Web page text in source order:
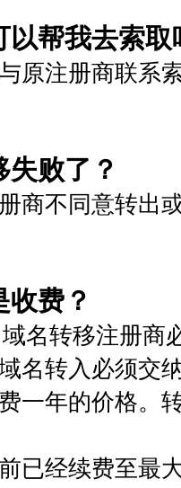
以帮我去索取
原注册商联系
失败了？
商不同意转出
收费？
名转移注册商
名转入必须交
一年的价格。
已经续费至最